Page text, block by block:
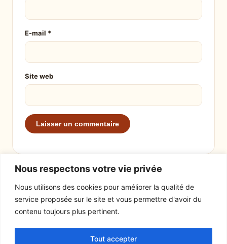
Nous respectons votre vie privée
Nous utilisons des cookies pour améliorer la qualité de
service proposée sur le site et vous permettre d'avoir du
contenu toujours plus pertinent.
Tout accepter
E-mail *
Site web
Actualités